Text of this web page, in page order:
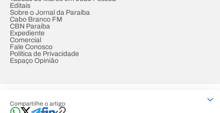
Compartilhe o artigo
Editais
Sobre o Jornal da Paraíba
Cabo Branco FM
CBN Paraíba
Expediente
Comercial
Fale Conosco
Política de Privacidade
Espaço Opinião